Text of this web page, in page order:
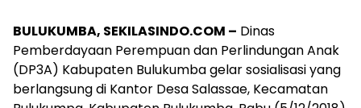
BULUKUMBA, SEKILASINDO.COM – Dinas
Pemberdayaan Perempuan dan Perlindungan Anak
(DP3A) Kabupaten Bulukumba gelar sosialisasi yang
berlangsung di Kantor Desa Salassae, Kecamatan